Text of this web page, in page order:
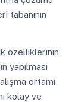
tabanının
özelliklerinin
yapılması
ortamı
kolay ve